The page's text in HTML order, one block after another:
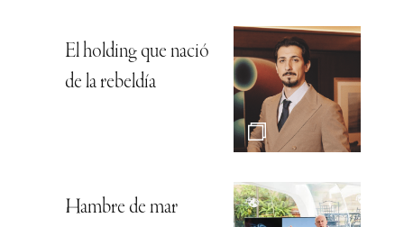
El holding que nació
de la rebeldía
Hambre de mar